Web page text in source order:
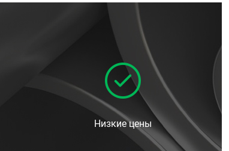
Низкие цены